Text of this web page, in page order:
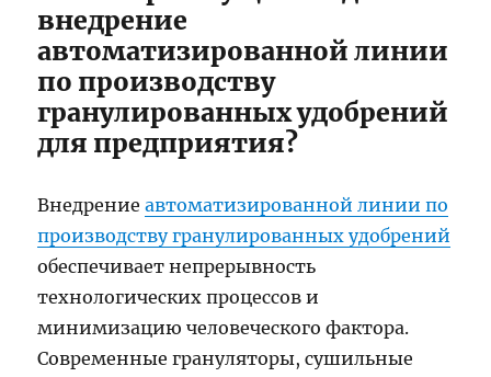
внедрение
автоматизированной линии
по производству
гранулированных удобрений
для предприятия?
Внедрениеавтоматизированной линии по
производству гранулированных удобрений
обеспечивает непрерывность
технологических процессов и
минимизацию человеческого фактора.
Современные грануляторы, сушильные